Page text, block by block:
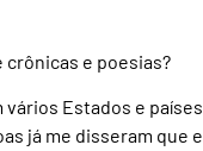
crônicas e poesias?
Estados e
já me disseram que